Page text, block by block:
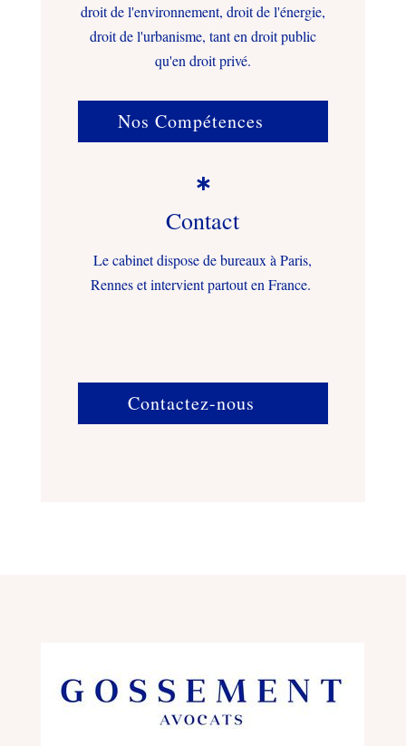
droit de l'environnement, droit de l'énergie,
droit de l'urbanisme, tant en droit public
qu'en droit privé.
Nos Compétences

Contact
Le cabinet dispose de bureaux à Paris,
Rennes et intervient partout en France.
Contactez-nous